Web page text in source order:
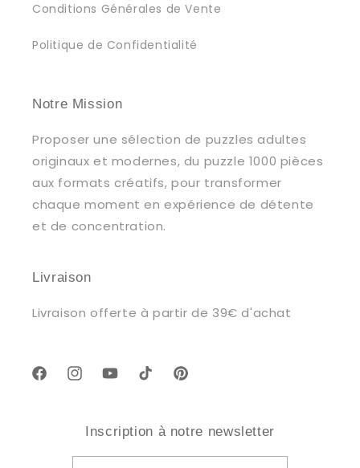
Conditions Générales de Vente
Politique de Confidentialité
Notre Mission
Proposer une sélection de puzzles adultes
originaux et modernes, du puzzle 1000 pièces
aux formats créatifs, pour transformer
chaque moment en expérience de détente
et de concentration.
Livraison
Livraison offerte à partir de 39€ d'achat
FacebookInstagramYouTubeTikTok Pinterest
Inscription à notre newsletter